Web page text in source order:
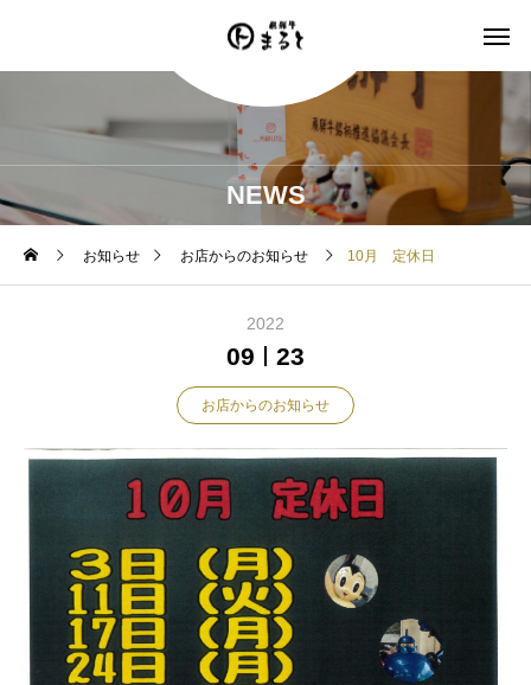
NEWS
お知らせ お店からのお知らせ 10月 定休日
2022
09 23
お店からのお知らせ